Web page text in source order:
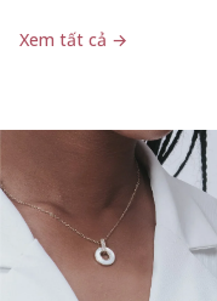
Xem tất cả →